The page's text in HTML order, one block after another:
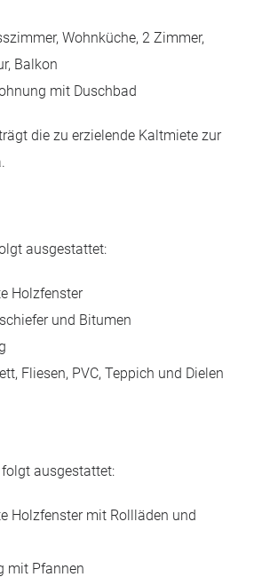
Wohnküche, 2 Zimmer,
Balkon
mit Duschbad
die zu erzielende Kaltmiete zur
ausgestattet:
Holzfenster
und Bitumen
Fliesen, PVC, Teppich und Dielen
ausgestattet:
Holzfenster mit Rollläden und
mit Pfannen